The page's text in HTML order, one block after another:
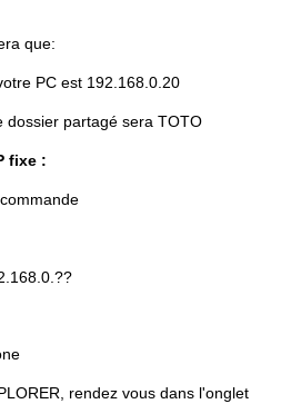
que:
PC est 192.168.0.20
dossier partagé sera TOTO
fixe :
rendez vous dans l'onglet